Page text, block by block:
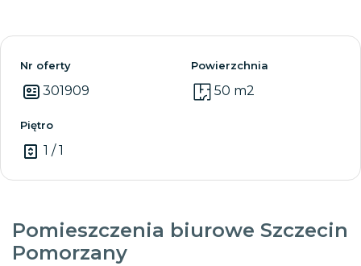
Nr oferty
301909
Powierzchnia
50 m2
Piętro
1 / 1
Pomieszczenia biurowe Szczecin
Pomorzany